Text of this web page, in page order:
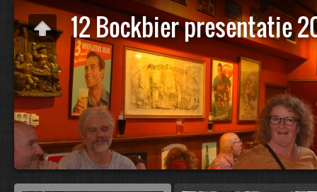
12 Bockbier presentatie